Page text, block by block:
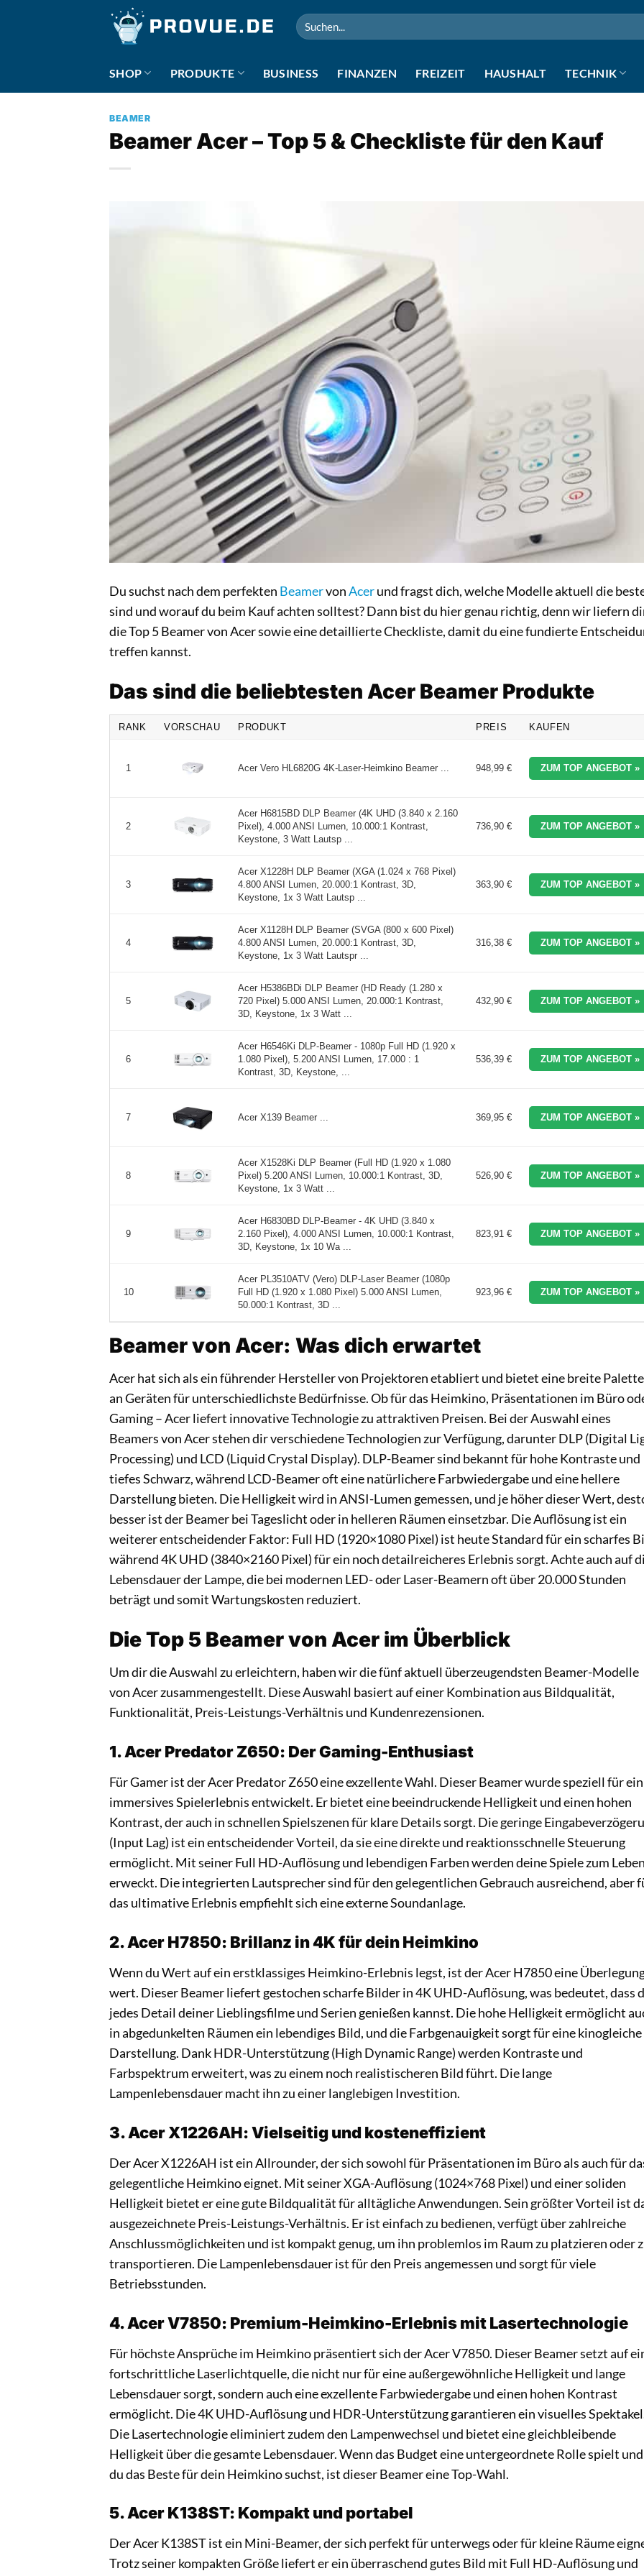
Suchen
nach:
SHOP PRODUKTE BUSINESS FINANZEN FREIZEIT HAUSHALT TECHNIK
BEAMER
Beamer Acer – Top 5 & Checkliste für den Kauf
Du suchst nach dem perfekten BeamervonAcerund fragst dich, welche Modelle aktuell die
sind und worauf du beim Kauf achten solltest? Dann bist du hier genau richtig, denn wir liefern
die Top 5 Beamer von Acer sowie eine detaillierte Checkliste, damit du eine fundierte
treffen kannst.
Das sind die beliebtesten Acer Beamer Produkte
RANK VORSCHAU PRODUKT PREIS KAUFEN
1 Acer Vero HL6820G 4K-Laser-Heimkino Beamer ... 948,99 € ZUM TOP ANGEBOT »
2
Acer H6815BD DLP Beamer (4K UHD (3.840 x 2.160
Pixel), 4.000 ANSI Lumen, 10.000:1 Kontrast,
Keystone, 3 Watt Lautsp ...
736,90 € ZUM TOP ANGEBOT »
3
Acer X1228H DLP Beamer (XGA (1.024 x 768 Pixel)
4.800 ANSI Lumen, 20.000:1 Kontrast, 3D,
Keystone, 1x 3 Watt Lautsp ...
363,90 € ZUM TOP ANGEBOT »
4
Acer X1128H DLP Beamer (SVGA (800 x 600 Pixel)
4.800 ANSI Lumen, 20.000:1 Kontrast, 3D,
Keystone, 1x 3 Watt Lautspr ...
316,38 € ZUM TOP ANGEBOT »
5
Acer H5386BDi DLP Beamer (HD Ready (1.280 x
720 Pixel) 5.000 ANSI Lumen, 20.000:1 Kontrast,
3D, Keystone, 1x 3 Watt ...
432,90 € ZUM TOP ANGEBOT »
6
Acer H6546Ki DLP-Beamer - 1080p Full HD (1.920 x
1.080 Pixel), 5.200 ANSI Lumen, 17.000 : 1
Kontrast, 3D, Keystone, ...
536,39 € ZUM TOP ANGEBOT »
7 Acer X139 Beamer ... 369,95 € ZUM TOP ANGEBOT »
8
Acer X1528Ki DLP Beamer (Full HD (1.920 x 1.080
Pixel) 5.200 ANSI Lumen, 10.000:1 Kontrast, 3D,
Keystone, 1x 3 Watt ...
526,90 € ZUM TOP ANGEBOT »
9
Acer H6830BD DLP-Beamer - 4K UHD (3.840 x
2.160 Pixel), 4.000 ANSI Lumen, 10.000:1 Kontrast,
3D, Keystone, 1x 10 Wa ...
823,91 € ZUM TOP ANGEBOT »
10
Acer PL3510ATV (Vero) DLP-Laser Beamer (1080p
Full HD (1.920 x 1.080 Pixel) 5.000 ANSI Lumen,
50.000:1 Kontrast, 3D ...
923,96 € ZUM TOP ANGEBOT »
Beamer von Acer: Was dich erwartet
Acer hat sich als ein führender Hersteller von Projektoren etabliert und bietet eine breite Palette
an Geräten für unterschiedlichste Bedürfnisse. Ob für das Heimkino, Präsentationen im Büro
Gaming – Acer liefert innovative Technologie zu attraktiven Preisen. Bei der Auswahl eines
Beamers von Acer stehen dir verschiedene Technologien zur Verfügung, darunter DLP (Digital
Processing) und LCD (Liquid Crystal Display). DLP-Beamer sind bekannt für hohe Kontraste und
tiefes Schwarz, während LCD-Beamer oft eine natürlichere Farbwiedergabe und eine hellere
Darstellung bieten. Die Helligkeit wird in ANSI-Lumen gemessen, und je höher dieser Wert,
besser ist der Beamer bei Tageslicht oder in helleren Räumen einsetzbar. Die Auflösung ist ein
weiterer entscheidender Faktor: Full HD (1920×1080 Pixel) ist heute Standard für ein scharfes
während 4K UHD (3840×2160 Pixel) für ein noch detailreicheres Erlebnis sorgt. Achte auch auf
Lebensdauer der Lampe, die bei modernen LED- oder Laser-Beamern oft über 20.000 Stunden
beträgt und somit Wartungskosten reduziert.
Die Top 5 Beamer von Acer im Überblick
Um dir die Auswahl zu erleichtern, haben wir die fünf aktuell überzeugendsten Beamer-Modelle
von Acer zusammengestellt. Diese Auswahl basiert auf einer Kombination aus Bildqualität,
Funktionalität, Preis-Leistungs-Verhältnis und Kundenrezensionen.
1. Acer Predator Z650: Der Gaming-Enthusiast
Für Gamer ist der Acer Predator Z650 eine exzellente Wahl. Dieser Beamer wurde speziell für ein
immersives Spielerlebnis entwickelt. Er bietet eine beeindruckende Helligkeit und einen hohen
Kontrast, der auch in schnellen Spielszenen für klare Details sorgt. Die geringe
(Input Lag) ist ein entscheidender Vorteil, da sie eine direkte und reaktionsschnelle Steuerung
ermöglicht. Mit seiner Full HD-Auflösung und lebendigen Farben werden deine Spiele zum Leben
erweckt. Die integrierten Lautsprecher sind für den gelegentlichen Gebrauch ausreichend, aber
das ultimative Erlebnis empfiehlt sich eine externe Soundanlage.
2. Acer H7850: Brillanz in 4K für dein Heimkino
Wenn du Wert auf ein erstklassiges Heimkino-Erlebnis legst, ist der Acer H7850 eine
wert. Dieser Beamer liefert gestochen scharfe Bilder in 4K UHD-Auflösung, was bedeutet, dass
jedes Detail deiner Lieblingsfilme und Serien genießen kannst. Die hohe Helligkeit ermöglicht
in abgedunkelten Räumen ein lebendiges Bild, und die Farbgenauigkeit sorgt für eine kinogleiche
Darstellung. Dank HDR-Unterstützung (High Dynamic Range) werden Kontraste und
Farbspektrum erweitert, was zu einem noch realistischeren Bild führt. Die lange
Lampenlebensdauer macht ihn zu einer langlebigen Investition.
3. Acer X1226AH: Vielseitig und kosteneffizient
Der Acer X1226AH ist ein Allrounder, der sich sowohl für Präsentationen im Büro als auch für
gelegentliche Heimkino eignet. Mit seiner XGA-Auflösung (1024×768 Pixel) und einer soliden
Helligkeit bietet er eine gute Bildqualität für alltägliche Anwendungen. Sein größter Vorteil ist
ausgezeichnete Preis-Leistungs-Verhältnis. Er ist einfach zu bedienen, verfügt über zahlreiche
Anschlussmöglichkeiten und ist kompakt genug, um ihn problemlos im Raum zu platzieren oder
transportieren. Die Lampenlebensdauer ist für den Preis angemessen und sorgt für viele
Betriebsstunden.
4. Acer V7850: Premium-Heimkino-Erlebnis mit Lasertechnologie
Für höchste Ansprüche im Heimkino präsentiert sich der Acer V7850. Dieser Beamer setzt auf
fortschrittliche Laserlichtquelle, die nicht nur für eine außergewöhnliche Helligkeit und lange
Lebensdauer sorgt, sondern auch eine exzellente Farbwiedergabe und einen hohen Kontrast
ermöglicht. Die 4K UHD-Auflösung und HDR-Unterstützung garantieren ein visuelles
Die Lasertechnologie eliminiert zudem den Lampenwechsel und bietet eine gleichbleibende
Helligkeit über die gesamte Lebensdauer. Wenn das Budget eine untergeordnete Rolle spielt und
du das Beste für dein Heimkino suchst, ist dieser Beamer eine Top-Wahl.
5. Acer K138ST: Kompakt und portabel
Der Acer K138ST ist ein Mini-Beamer, der sich perfekt für unterwegs oder für kleine Räume
Trotz seiner kompakten Größe liefert er ein überraschend gutes Bild mit Full HD-Auflösung und